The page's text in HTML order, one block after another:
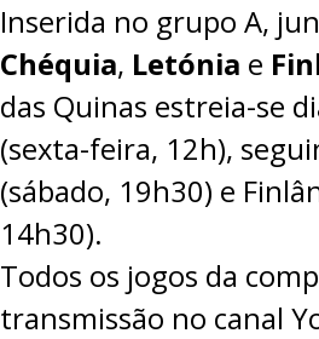
Inserida no grupo A,
Chéquia, Letónia e
das Quinas estreia-se
(sexta-feira, 12h),
(sábado, 19h30) e
14h30).
Todos os jogos da
transmissão no canal